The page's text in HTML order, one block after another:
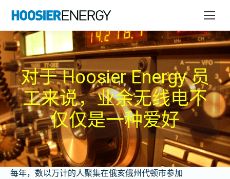
对于 Hoosier Energy 员
工来说，业余无线电不
仅仅是一种爱好
每年，数以万计的人聚集在俄亥俄州代顿市参加